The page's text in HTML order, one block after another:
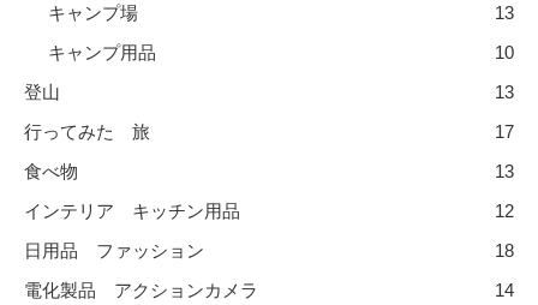
キャンプ場
13
キャンプ用品
10
登山
13
行ってみた 旅
17
食べ物
13
インテリア キッチン用品
12
日用品 ファッション
18
電化製品 アクションカメラ
14